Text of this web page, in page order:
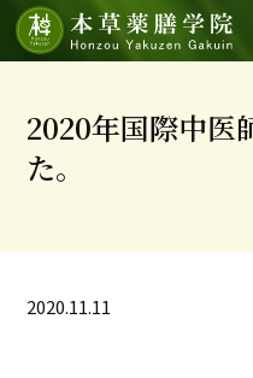
2020年国際中医
た。
2020.11.11